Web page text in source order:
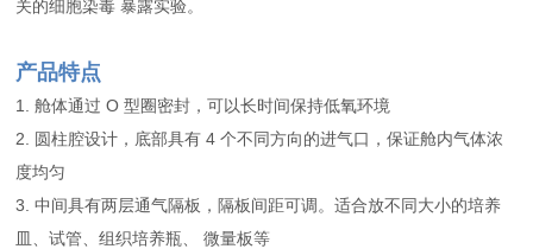
关的细胞染毒 暴露实验。
产品特点
1. 舱体通过 O 型圈密封，可以长时间保持低氧环境
2. 圆柱腔设计，底部具有 4 个不同方向的进气口，保证舱内气体浓
度均匀
3. 中间具有两层通气隔板，隔板间距可调。适合放不同大小的培养
皿、试管、组织培养瓶、 微量板等